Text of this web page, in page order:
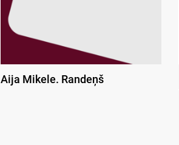
Aija Mikele. Randeņš